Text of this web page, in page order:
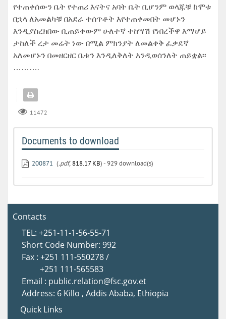
የተጠቀሰውን ቤት የተጠሪ እናትና አባት ቤት ቢሆንም ወላጁቹ ከሞቱ
በኋላ ለአመልካቹ በአደራ ተሰጥቶት እየተጠቀመበት መሆኑን
እንዲያስረክበው ቢጠይቀውም ሁለተኛ ተከሣሽ የነበረችዋ እማሆይ
ታከለች ረታ መሬት ነው በሚል ምክንያት ለመልቀቅ ፈቃደኛ
አለመሆኑን በመዘርዘር ቤቱን እንዲለቅለት እንዲወሰንለት ጠይቋል፡፡
……….
11472
Documents to download
200871 (.pdf, 818.17 KB) - 929 download(s)
Contacts
TEL: +251-11-1-56-55-71
Short Code Number: 992
Fax : +251 111-550278 /
+251 111-565583
Email : public.relation@fsc.gov.et
Address: 6 Killo , Addis Ababa, Ethiopia
Quick Links